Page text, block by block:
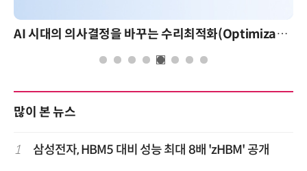
AI 핀옵스 실전 세미나: 폭증하는 AI 토큰 비용 관리 전략
많이 본 뉴스
1 삼성전자, HBM5 대비 성능 최대 8배 'zHBM' 공개